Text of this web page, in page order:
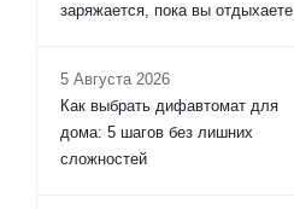
заряжается, пока вы отдыхаете
5 Августа 2026
Как выбрать дифавтомат для
дома: 5 шагов без лишних
сложностей